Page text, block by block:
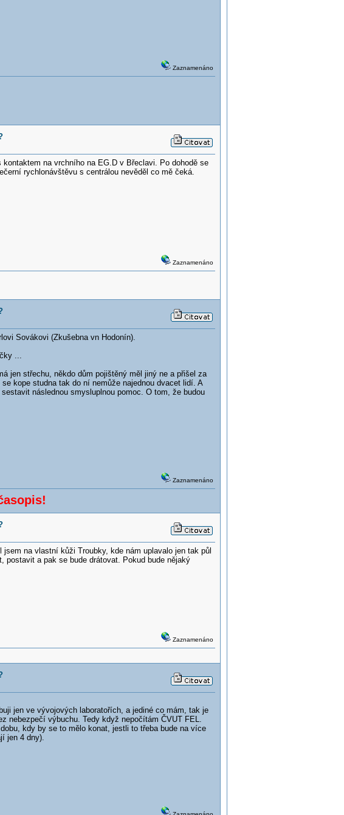
Zaznamenáno
kontaktem na vrchního na EG.D v Břeclavi. Po dohodě se
rychlonávštěvu s centrálou nevěděl co mě čeká.
Zaznamenáno
Sovákovi (Zkušebna vn Hodonín).
...
jen střechu, někdo dům pojištěný měl jiný ne a přišel za
kope studna tak do ní nemůže najednou dvacet lidí. A
následnou smysluplnou pomoc. O tom, že budou
Zaznamenáno
na vlastní kůži Troubky, kde nám uplavalo jen tak půl
a pak se bude drátovat. Pokud bude nějaký
Zaznamenáno
jen ve vývojových laboratořích, a jediné co mám, tak je
nebezpečí výbuchu. Tedy když nepočítám ČVUT FEL.
kdy by se to mělo konat, jestli to třeba bude na více
jen 4 dny).